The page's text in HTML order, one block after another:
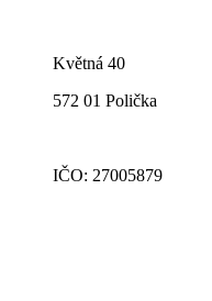
Květná 40
572 01 Polička
IČO: 27005879